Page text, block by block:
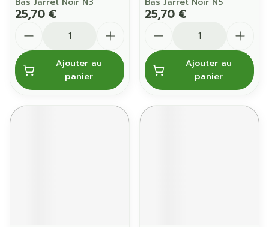
25,70 €
Ajouter au
panier
25,70 €
Ajouter au
panier